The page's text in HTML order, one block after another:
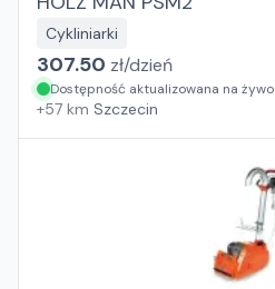
Cykliniarki
307.50 zł/dzień
Dostępność aktualizowana na żywo
+57 km Szczecin